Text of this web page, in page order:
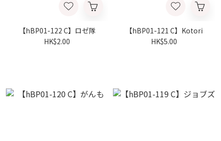
【hBP01-122 C】ロゼ隊
HK$2.00
【hBP01-121 C】Kotori
HK$5.00